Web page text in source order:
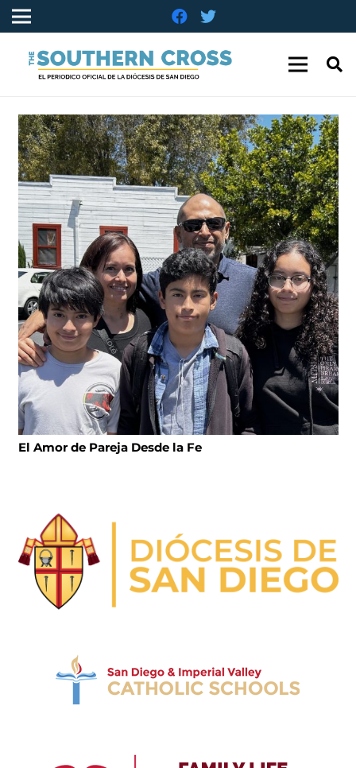
El Amor de Pareja Desde la Fe